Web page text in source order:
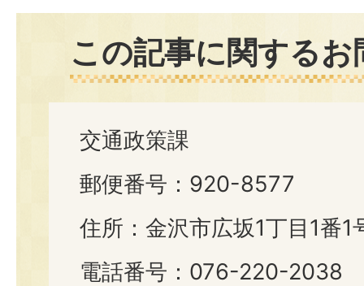
この記事に関する
交通政策課
郵便番号：920-8577
住所：金沢市広坂1丁目1番1
電話番号：076-220-2038